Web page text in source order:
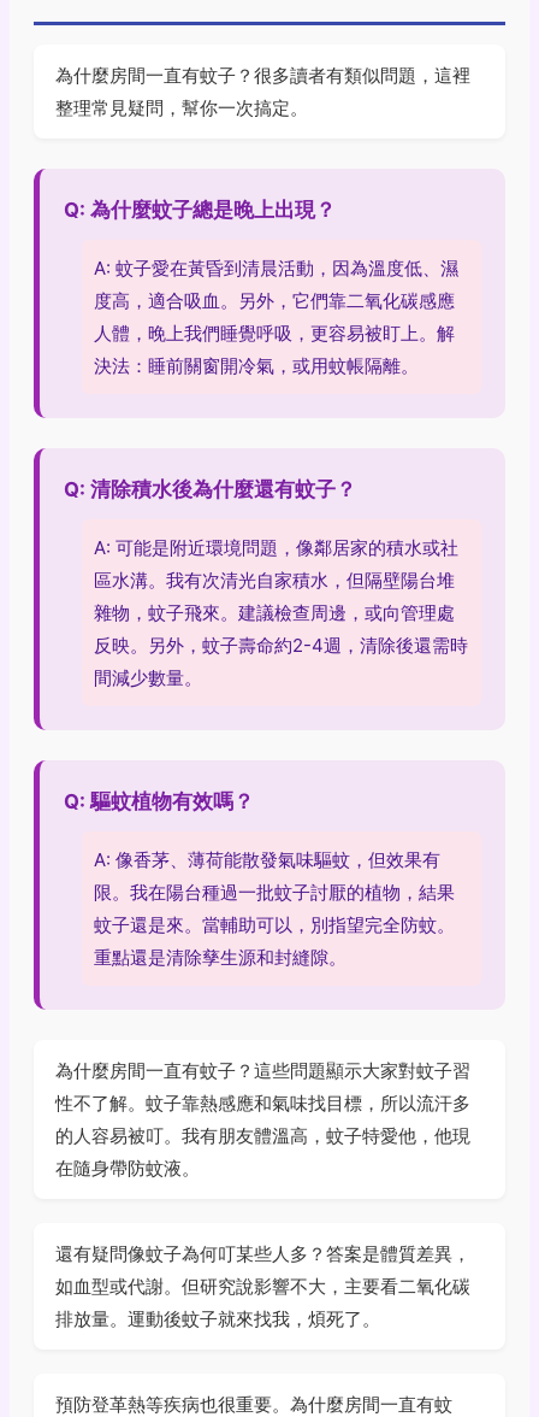
為什麼房間一直有蚊子？很多讀者有類似問題，這裡
整理常見疑問，幫你一次搞定。
Q: 為什麼蚊子總是晚上出現？
A: 蚊子愛在黃昏到清晨活動，因為溫度低、濕
度高，適合吸血。另外，它們靠二氧化碳感應
人體，晚上我們睡覺呼吸，更容易被盯上。解
決法：睡前關窗開冷氣，或用蚊帳隔離。
Q: 清除積水後為什麼還有蚊子？
A: 可能是附近環境問題，像鄰居家的積水或社
區水溝。我有次清光自家積水，但隔壁陽台堆
雜物，蚊子飛來。建議檢查周邊，或向管理處
反映。另外，蚊子壽命約2-4週，清除後還需時
間減少數量。
Q: 驅蚊植物有效嗎？
A: 像香茅、薄荷能散發氣味驅蚊，但效果有
限。我在陽台種過一批蚊子討厭的植物，結果
蚊子還是來。當輔助可以，別指望完全防蚊。
重點還是清除孳生源和封縫隙。
為什麼房間一直有蚊子？這些問題顯示大家對蚊子習
性不了解。蚊子靠熱感應和氣味找目標，所以流汗多
的人容易被叮。我有朋友體溫高，蚊子特愛他，他現
在隨身帶防蚊液。
還有疑問像蚊子為何叮某些人多？答案是體質差異，
如血型或代謝。但研究說影響不大，主要看二氧化碳
排放量。運動後蚊子就來找我，煩死了。
預防登革熱等疾病也很重要。為什麼房間一直有蚊